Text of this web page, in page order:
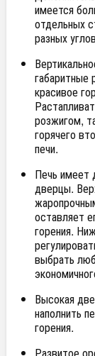
имеется
отдельных
разных
габаритные
красивое
розжигом,
горячего
печи.
Печь имеет
дверцы.
оставляет
горения.
выбрать
Высокая
наполнить
горения.